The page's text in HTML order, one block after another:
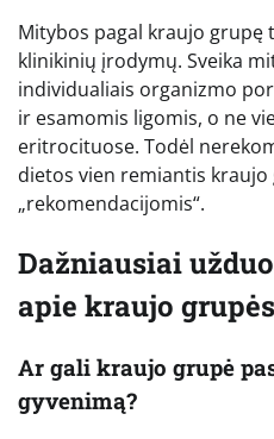
Mitybos pagal kraujo
klinikinių įrodymų. Sveika
individualiais organizmo
ir esamomis ligomis, o ne
eritrocituose. Todėl
dietos vien remiantis kraujo
„rekomendacijomis“.
Dažniausiai
apie kraujo
Ar gali kraujo grupė
gyvenimą?